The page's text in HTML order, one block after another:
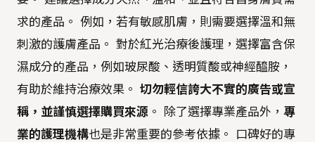
求的產品。 例如，若有敏感肌膚，則需要選擇溫和無
刺激的護膚產品。 對於紅光治療後護理，選擇富含保
濕成分的產品，例如玻尿酸、透明質酸或神經醯胺，
有助於維持治療效果。 切勿輕信誇大不實的廣告或宣
稱，並謹慎選擇購買來源 。 除了選擇專業產品外， 專
業的護理機構也是非常重要的參考依據。 口碑好的專